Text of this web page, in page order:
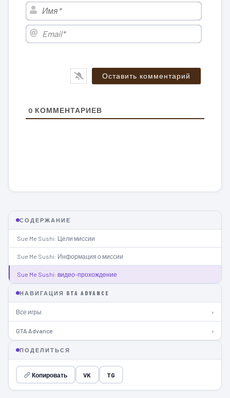
Имя*
Email*
0 КОММЕНТАРИЕВ
СОДЕРЖАНИЕ
Sue Me Sushi: Цели миссии
Sue Me Sushi: Информация о миссии
Sue Me Sushi: видео-прохождение
НАВИГАЦИЯ GTA ADVANCE
Все игры ›
GTA Advance ›
ПОДЕЛИТЬСЯ
Копировать VK TG